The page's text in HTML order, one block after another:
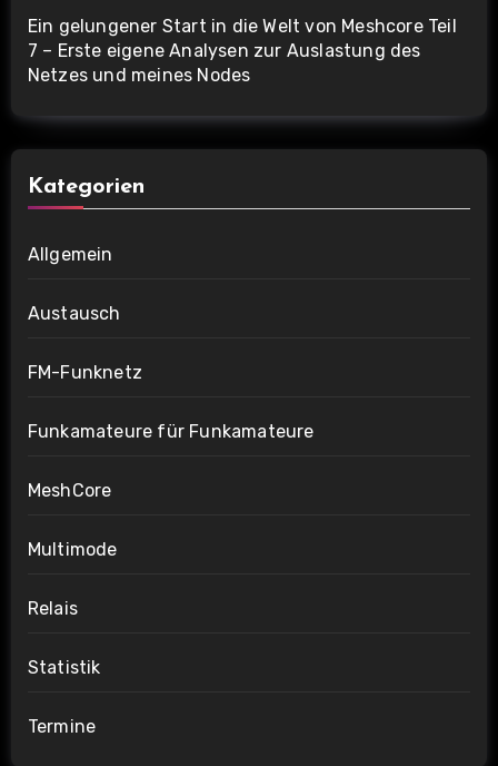
Ein gelungener Start in die Welt von Meshcore Teil
7 – Erste eigene Analysen zur Auslastung des
Netzes und meines Nodes
Kategorien
Allgemein
Austausch
FM-Funknetz
Funkamateure für Funkamateure
MeshCore
Multimode
Relais
Statistik
Termine